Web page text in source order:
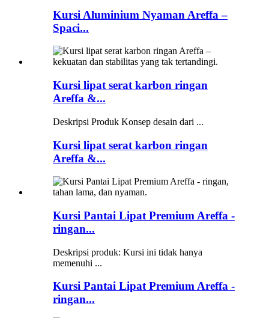
Kursi Aluminium Nyaman Areffa –
Spaci...
Kursi lipat serat karbon ringan
Areffa &...
Deskripsi Produk Konsep desain dari ...
Kursi lipat serat karbon ringan
Areffa &...
Kursi Pantai Lipat Premium Areffa -
ringan...
Deskripsi produk: Kursi ini tidak hanya
memenuhi ...
Kursi Pantai Lipat Premium Areffa -
ringan...